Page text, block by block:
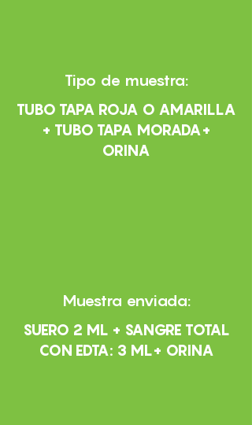
Tipo de muestra:
TUBO TAPA ROJA O AMARILLA
+ TUBO TAPA MORADA+
ORINA
Muestra enviada:
SUERO 2 ML + SANGRE TOTAL
CON EDTA: 3 ML+ ORINA